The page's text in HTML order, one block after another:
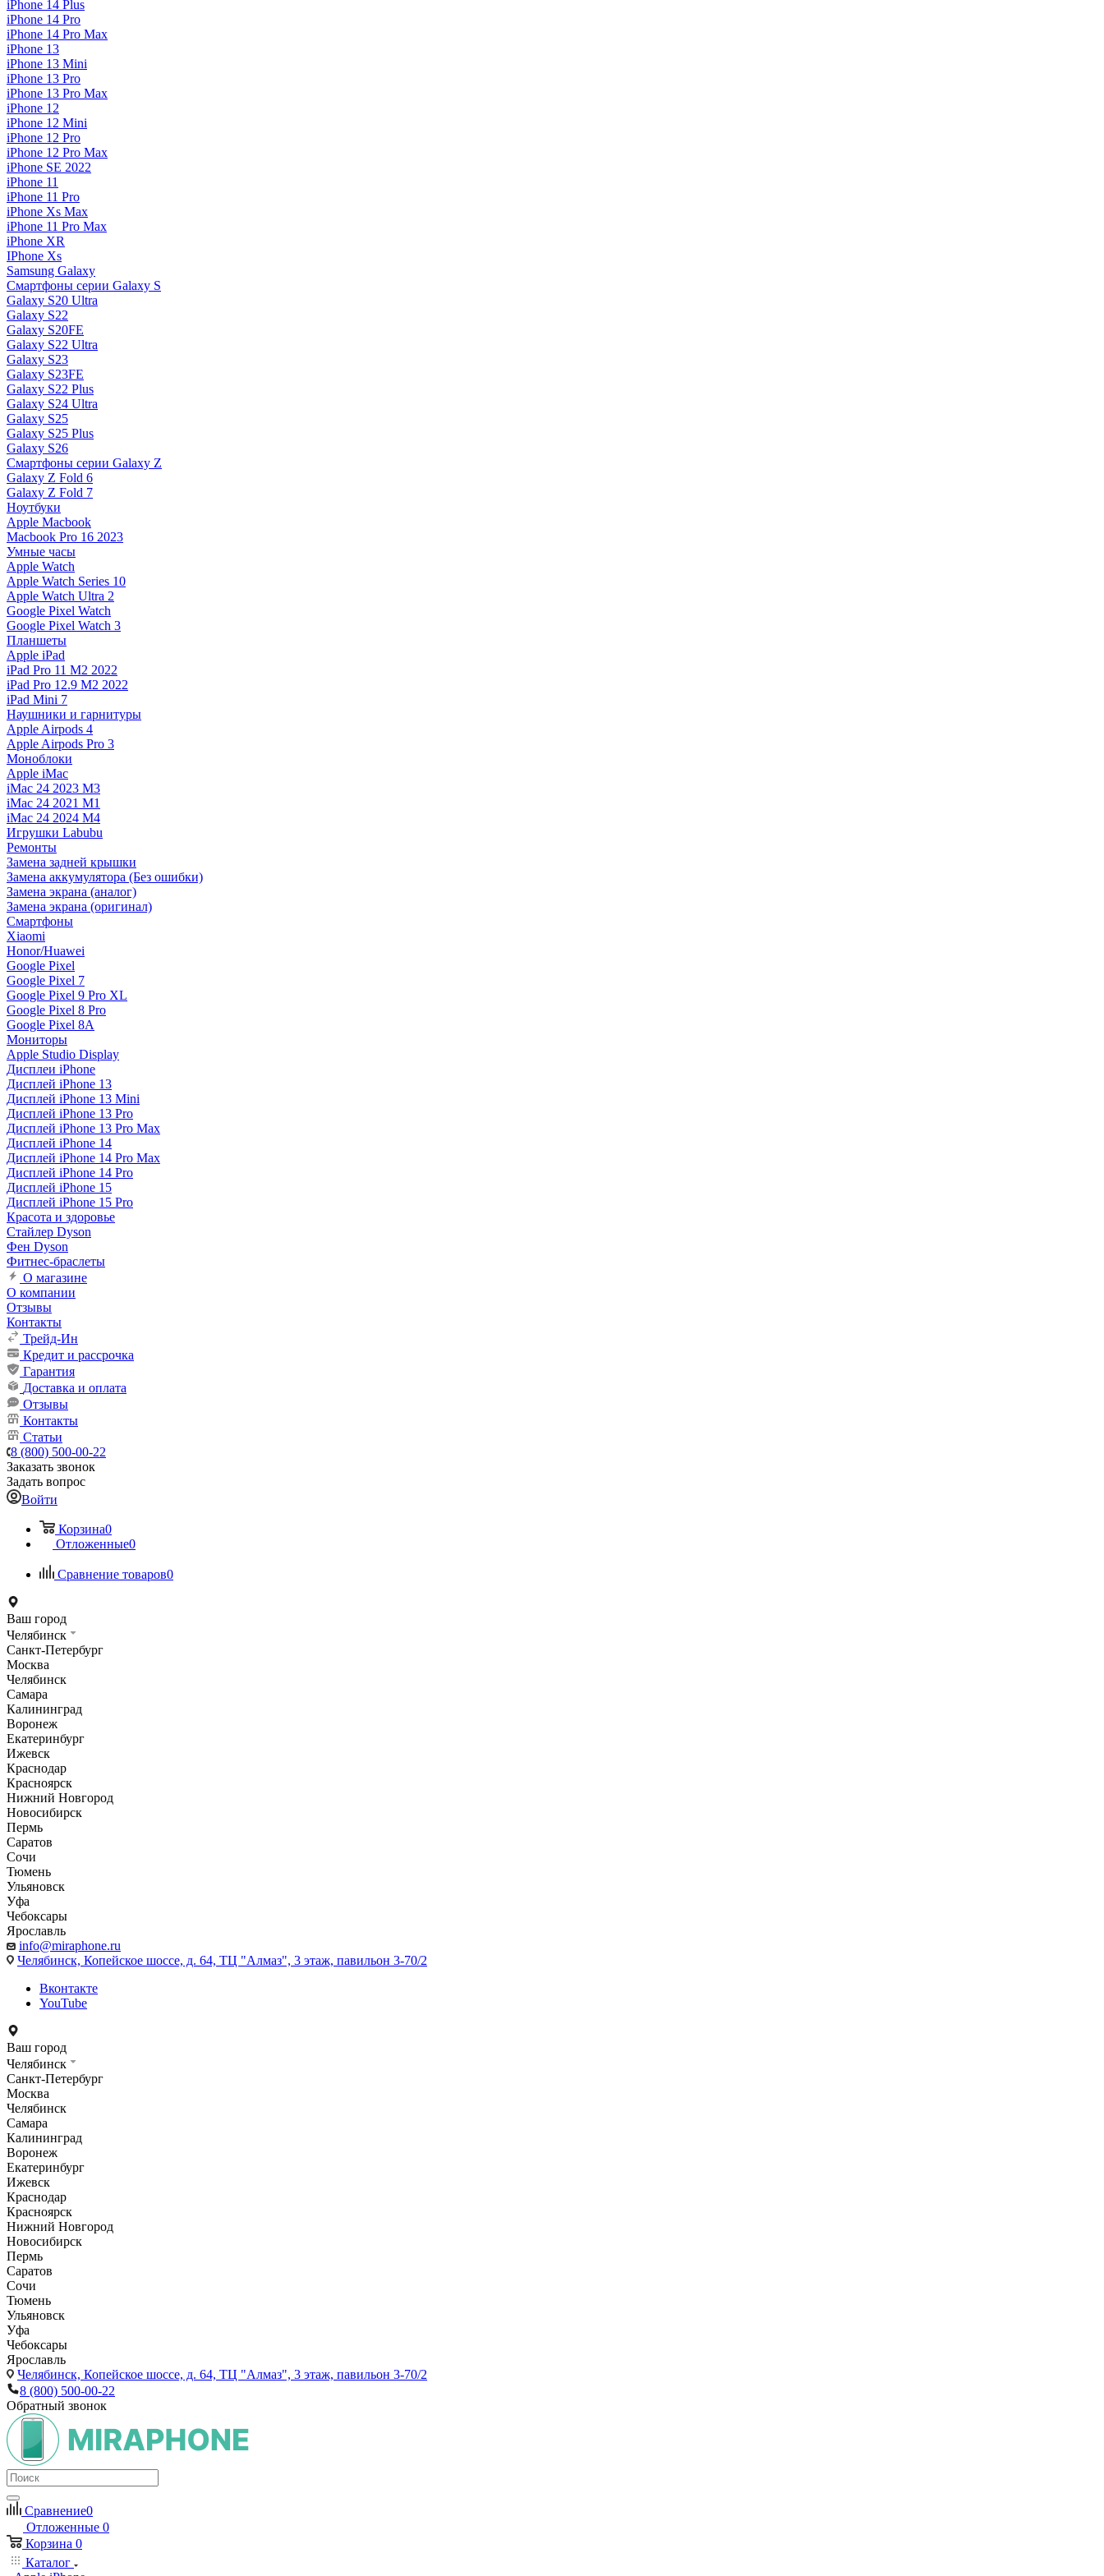
iPhone 14 Plus
iPhone 14 Pro
iPhone 14 Pro Max
iPhone 13
iPhone 13 Mini
iPhone 13 Pro
iPhone 13 Pro Max
iPhone 12
iPhone 12 Mini
iPhone 12 Pro
iPhone 12 Pro Max
iPhone SE 2022
iPhone 11
iPhone 11 Pro
iPhone Xs Max
iPhone 11 Pro Max
iPhone XR
IPhone Xs
Samsung Galaxy
Смартфоны серии Galaxy S
Galaxy S20 Ultra
Galaxy S22
Galaxy S20FE
Galaxy S22 Ultra
Galaxy S23
Galaxy S23FE
Galaxy S22 Plus
Galaxy S24 Ultra
Galaxy S25
Galaxy S25 Plus
Galaxy S26
Смартфоны серии Galaxy Z
Galaxy Z Fold 6
Galaxy Z Fold 7
Ноутбуки
Apple Macbook
Macbook Pro 16 2023
Умные часы
Apple Watch
Apple Watch Series 10
Apple Watch Ultra 2
Google Pixel Watch
Google Pixel Watch 3
Планшеты
Apple iPad
iPad Pro 11 M2 2022
iPad Pro 12.9 M2 2022
iPad Mini 7
Наушники и гарнитуры
Apple Airpods 4
Apple Airpods Pro 3
Моноблоки
Apple iMac
iMac 24 2023 M3
iMac 24 2021 M1
iMac 24 2024 M4
Игрушки Labubu
Ремонты
Замена задней крышки
Замена аккумулятора (Без ошибки)
Замена экрана (аналог)
Замена экрана (оригинал)
Смартфоны
Xiaomi
Honor/Huawei
Google Pixel
Google Pixel 7
Google Pixel 9 Pro XL
Google Pixel 8 Pro
Google Pixel 8A
Мониторы
Apple Studio Display
Дисплеи iPhone
Дисплей iPhone 13
Дисплей iPhone 13 Mini
Дисплей iPhone 13 Pro
Дисплей iPhone 13 Pro Max
Дисплей iPhone 14
Дисплей iPhone 14 Pro Max
Дисплей iPhone 14 Pro
Дисплей iPhone 15
Дисплей iPhone 15 Pro
Красота и здоровье
Стайлер Dyson
Фен Dyson
Фитнес-браслеты
О магазине
О компании
Отзывы
Контакты
Трейд-Ин
Кредит и рассрочка
Гарантия
Доставка и оплата
Отзывы
Контакты
Статьи
8 (800) 500-00-22
Заказать звонок
Задать вопрос
Войти
Корзина0
Отложенные0
Сравнение товаров0
Ваш город
Челябинск
Санкт-Петербург
Москва
Челябинск
Самара
Калининград
Воронеж
Екатеринбург
Ижевск
Краснодар
Красноярск
Нижний Новгород
Новосибирск
Пермь
Саратов
Сочи
Тюмень
Ульяновск
Уфа
Чебоксары
Ярославль
info@miraphone.ru
Челябинск, Копейское шоссе, д. 64, ТЦ "Алмаз", 3 этаж, павильон 3-70/2
Вконтакте
YouTube
Ваш город
Челябинск
Санкт-Петербург
Москва
Челябинск
Самара
Калининград
Воронеж
Екатеринбург
Ижевск
Краснодар
Красноярск
Нижний Новгород
Новосибирск
Пермь
Саратов
Сочи
Тюмень
Ульяновск
Уфа
Чебоксары
Ярославль
Челябинск, Копейское шоссе, д. 64, ТЦ "Алмаз", 3 этаж, павильон 3-70/2
8 (800) 500-00-22
Обратный звонок
Сравнение0
Отложенные 0
Корзина 0
Каталог